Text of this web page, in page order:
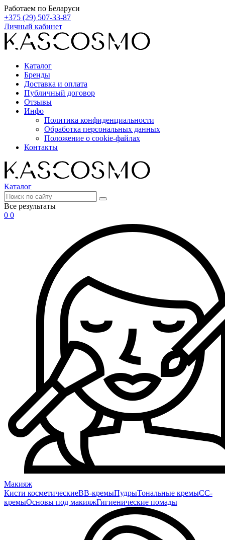
Работаем по Беларуси
+375 (29) 507-33-87
Личный кабинет
Каталог
Бренды
Доставка и оплата
Публичный договор
Отзывы
Инфо
Политика конфиденциальности
Обработка персональных данных
Положение о cookie-файлах
Контакты
Каталог
Все результаты
0 0
Макияж
Кисти косметическиеBB-кремыПудрыТональные кремыCC-
кремыОсновы под макияжГигиенические помады